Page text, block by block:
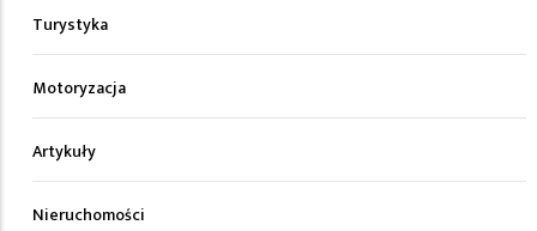
Turystyka
Motoryzacja
Artykuły
Nieruchomości